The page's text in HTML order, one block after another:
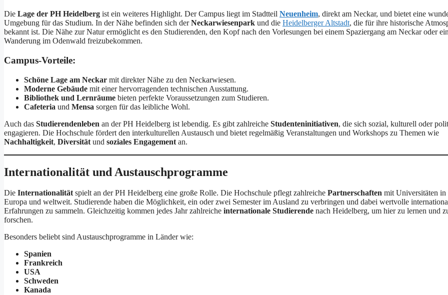
Die Lage der PH Heidelberg ist ein weiteres Highlight. Der Campus liegt im Stadtteil Neuenheim, direkt am Neckar, und bietet eine
Umgebung für das Studium. In der Nähe befinden sich derNeckarwiesenpark und die Heidelberger Altstadt, die für ihre historische
bekannt ist. Die Nähe zur Natur ermöglicht es den Studierenden, den Kopf nach den Vorlesungen bei einem Spaziergang am Neckar oder
Wanderung im Odenwald freizubekommen.
Campus-Vorteile:
Schöne Lage am Neckar mit direkter Nähe zu den Neckarwiesen.
Moderne Gebäude mit einer hervorragenden technischen Ausstattung.
Bibliothek und Lernräume bieten perfekte Voraussetzungen zum Studieren.
Cafeteria und Mensa sorgen für das leibliche Wohl.
Auch das Studierendenleben an der PH Heidelberg ist lebendig. Es gibt zahlreiche Studenteninitiativen, die sich sozial, kulturell oder
engagieren. Die Hochschule fördert den interkulturellen Austausch und bietet regelmäßig Veranstaltungen und Workshops zu Themen wie
Nachhaltigkeit, Diversität und soziales Engagement an.
Internationalität und Austauschprogramme
Die Internationalitätspielt an der PH Heidelberg eine große Rolle. Die Hochschule pflegt zahlreiche Partnerschaften mit Universitäten in
Europa und weltweit. Studierende haben die Möglichkeit, ein oder zwei Semester im Ausland zu verbringen und dabei wertvolle
Erfahrungen zu sammeln. Gleichzeitig kommen jedes Jahr zahlreiche internationale Studierende nach Heidelberg, um hier zu lernen und
forschen.
Besonders beliebt sind Austauschprogramme in Länder wie:
Spanien
Frankreich
USA
Schweden
Kanada